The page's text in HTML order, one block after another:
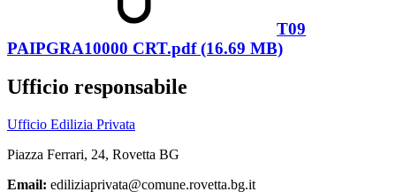
T09
PAIPGRA10000 CRT.pdf (16.69 MB)
Ufficio responsabile
Ufficio Edilizia Privata
Piazza Ferrari, 24, Rovetta BG
Email: ediliziaprivata@comune.rovetta.bg.it